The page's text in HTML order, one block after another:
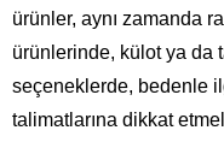
ürünler, aynı zamanda
ürünlerinde, külot ya da
seçeneklerde, bedenle
talimatlarına dikkat